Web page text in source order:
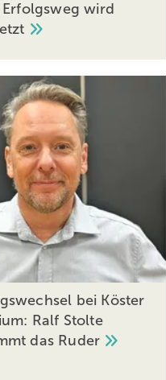
Erfolgsweg wird
bei Köster
Ralf Stolte
das Ruder